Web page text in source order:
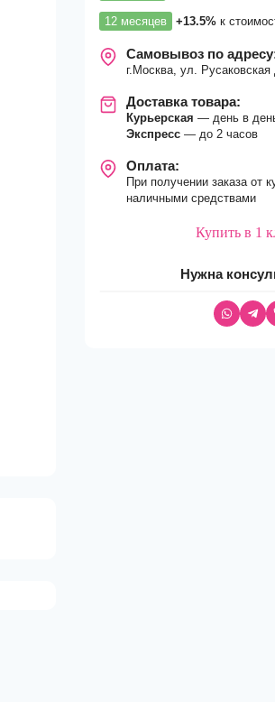
12 месяцев +13.5% к
Самовывоз по
г.Москва, ул.
Доставка товара:
Курьерская— день в
Экспресс— до 2 часов
Оплата:
При получении заказа от
наличными средствами
Купить в 1
Нужна